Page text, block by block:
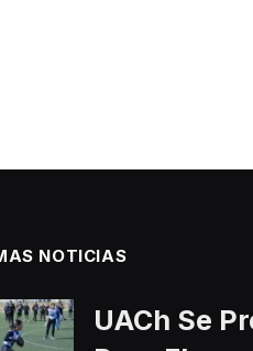
NOTICIAS
UACh Se